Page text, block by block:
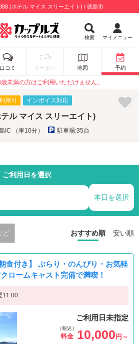
(ホテル マイス スリーエイト) / 徳島市
検索 マイメニュー
口コミ クーポン 地図 予約
未満の方はご利用いただけません。
用可 インボイス対応
ル マイス スリーエイト)
IC （車10分） 駐車場:35台
ご利用日を選択
本日を選択
ど おすすめ順 安い順
食付き】 ぶらり・のんびり・お気軽
ロームキャスト完備で満喫！
11:00
ご利用日未指定
（税込）
料金 10,000 円～